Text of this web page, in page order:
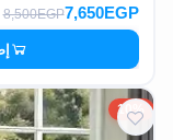
7,650EGP
8,500EGP
10%